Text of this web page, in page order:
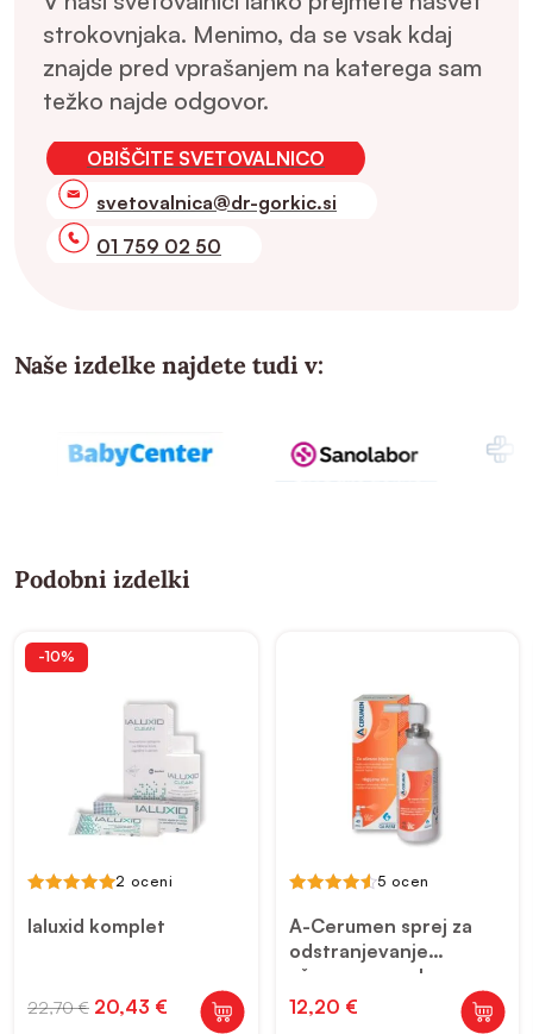
strokovnjaka. Menimo, da se vsak kdaj
znajde pred vprašanjem na katerega sam
težko najde odgovor.
OBIŠČITE SVETOVALNICO
svetovalnica@dr-gorkic.si
01 759 02 50
Naše izdelke najdete tudi v:
Podobni izdelki
-10%
out of 5
2 oceni
Ialuxid komplet
22,70€ Izvirna
20,43 € Trenutna
out of 5
5 ocen
A-Cerumen sprej za
odstranjevanje
ušesnega masla
12,20 €